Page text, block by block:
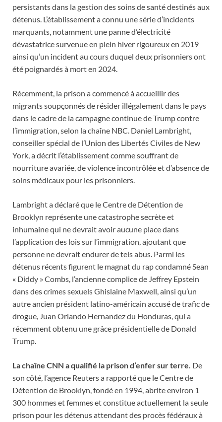
persistants dans la gestion des soins de santé destinés aux
détenus. L’établissement a connu une série d’incidents
marquants, notamment une panne d’électricité
dévastatrice survenue en plein hiver rigoureux en 2019
ainsi qu’un incident au cours duquel deux prisonniers ont
été poignardés à mort en 2024.
Récemment, la prison a commencé à accueillir des
migrants soupçonnés de résider illégalement dans le pays
dans le cadre de la campagne continue de Trump contre
l’immigration, selon la chaîne NBC. Daniel Lambright,
conseiller spécial de l’Union des Libertés Civiles de New
York, a décrit l’établissement comme souffrant de
nourriture avariée, de violence incontrôlée et d’absence de
soins médicaux pour les prisonniers.
Lambright a déclaré que le Centre de Détention de
Brooklyn représente une catastrophe secrète et
inhumaine qui ne devrait avoir aucune place dans
l’application des lois sur l’immigration, ajoutant que
personne ne devrait endurer de tels abus. Parmi les
détenus récents figurent le magnat du rap condamné Sean
« Diddy » Combs, l’ancienne complice de Jeffrey Epstein
dans des crimes sexuels Ghislaine Maxwell, ainsi qu’un
autre ancien président latino-américain accusé de trafic de
drogue, Juan Orlando Hernandez du Honduras, qui a
récemment obtenu une grâce présidentielle de Donald
Trump.
La chaîne CNN a qualifié la prison d’enfer sur terre. De
son côté, l’agence Reuters a rapporté que le Centre de
Détention de Brooklyn, fondé en 1994, abrite environ 1
300 hommes et femmes et constitue actuellement la seule
prison pour les détenus attendant des procès fédéraux à